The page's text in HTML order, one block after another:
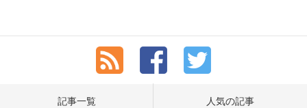
記事一覧 人気の記事